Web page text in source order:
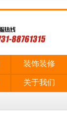
装饰装修
关于我们